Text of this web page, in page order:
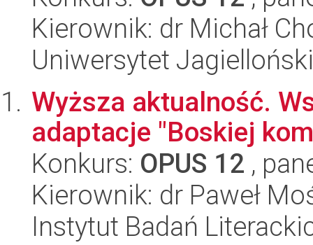
Kierownik: dr Michał
Uniwersytet
Wyższa aktualność.
adaptacje "Boskiej
Konkurs: OPUS 12 ,
Kierownik: dr Paweł
Instytut Badań